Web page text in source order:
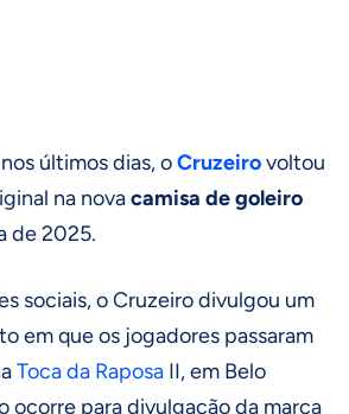
últimos dias, oCruzeirovoltou
na novacamisa de goleiro
de 2025.
sociais, o Cruzeiro divulgou um
em que os jogadores passaram
Toca da Raposa II, em Belo
ocorre para divulgação da marca